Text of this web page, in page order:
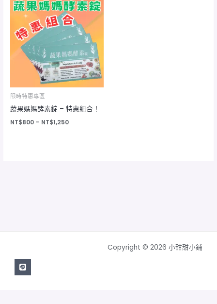
限時特惠專區
蔬果媽媽酵素錠 – 特惠組合！
NT$800 – NT$1,250
格
範
圍：
NT$800
到
NT$1,250
Copyright © 2026 小甜甜小鋪